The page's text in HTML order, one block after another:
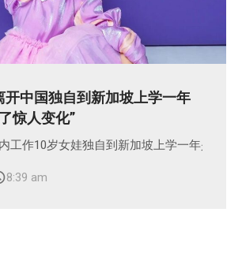
开中国独自到新加坡上学一年
惊人变化”
工作10岁女娃独自到新加坡上学一年是什么
8:39 am